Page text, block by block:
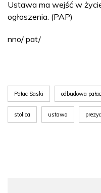
Ustawa ma wejść w
ogłoszenia. (PAP)
nno/ pat/
Pałac Saski odbudowa
stolica ustawa